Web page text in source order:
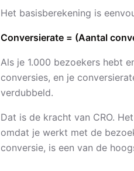
Het basisberekening is
Conversierate = (Aantal
Als je 1.000 bezoekers hebt
conversies, en je
verdubbeld.
Dat is de kracht van CRO.
omdat je werkt met de
conversie, is een van de